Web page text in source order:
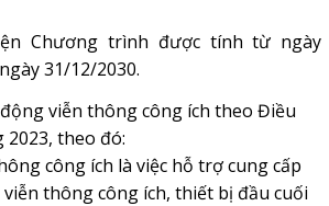
Chương trình được tính từ ngày
31/12/2030.
viễn thông công ích theo Điều
theo đó:
công ích là việc hỗ trợ cung cấp
thông công ích, thiết bị đầu cuối